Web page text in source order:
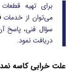
برای تهیه
می‌توان از خدمات
سؤال فنی، پاسخ
دریافت نمود.
علت خرابی کاسه